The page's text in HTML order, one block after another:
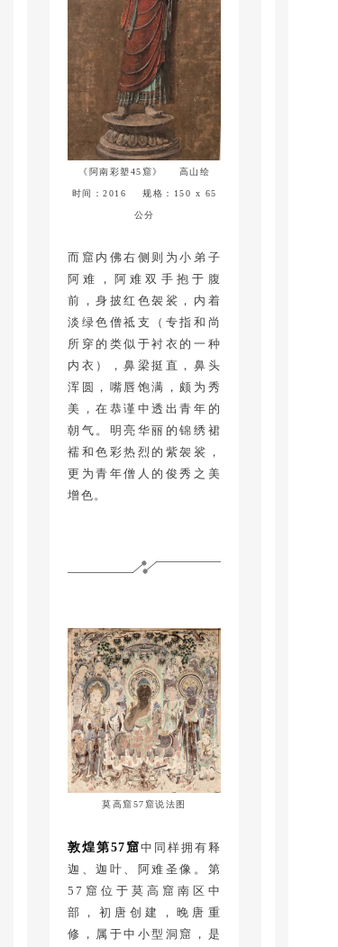
《阿南彩塑45窟》 高山绘
时间：2016 规格：150 x 65
公分
而窟内佛右侧则为小弟子
阿难，阿难双手抱于腹
前，身披红色袈裟，内着
淡绿色僧祗支（专指和尚
所穿的类似于衬衣的一种
内衣），鼻梁挺直，鼻头
浑圆，嘴唇饱满，颇为秀
美，在恭谨中透出青年的
朝气。明亮华丽的锦绣裙
襦和色彩热烈的紫袈裟，
更为青年僧人的俊秀之美
增色。
莫高窟57窟说法图
敦煌第57 窟中同样拥有释
迦、迦叶、阿难圣像。第
57窟位于莫高窟南区中
部，初唐创建，晚唐重
修，属于中小型洞窟，是